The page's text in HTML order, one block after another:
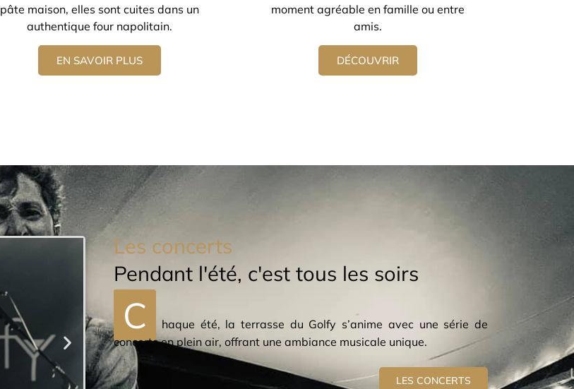
pâte maison, elles sont cuites dans un
authentique four napolitain.
EN SAVOIR PLUS
moment agréable en famille ou entre
amis.
DÉCOUVRIR
Les concerts
Pendant l'été, c'est tous les soirs
C
haque été, la terrasse du Golfy s’anime avec une série de
concerts en plein air, offrant une ambiance musicale unique.
LES CONCERTS